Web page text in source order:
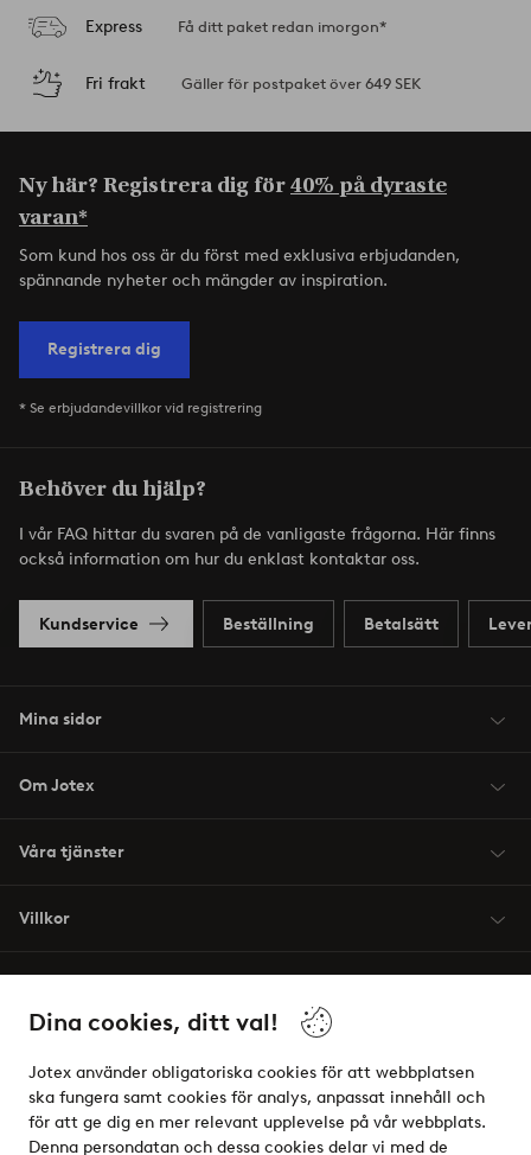
Dina cookies, ditt val!
Jotex använder obligatoriska cookies för att webbplatsen
ska fungera samt cookies för analys, anpassat innehåll och
för att ge dig en mer relevant upplevelse på vår webbplats.
Denna persondatan och dessa cookies delar vi med de
Express Få ditt paket redan imorgon*
Fri frakt Gäller för postpaket över 649 SEK
Ny här? Registrera dig för40% på dyraste
varan*
Som kund hos oss är du först med exklusiva erbjudanden,
spännande nyheter och mängder av inspiration.
Registrera dig
* Se erbjudandevillkor vid registrering
Behöver du hjälp?
I vår FAQ hittar du svaren på de vanligaste frågorna. Här finns
också information om hur du enklast kontaktar oss.
Kundservice Beställning Betalsätt
Mina sidor
Om Jotex
Våra tjänster
Villkor
Säkra betalningar - Betala direkt eller dela upp